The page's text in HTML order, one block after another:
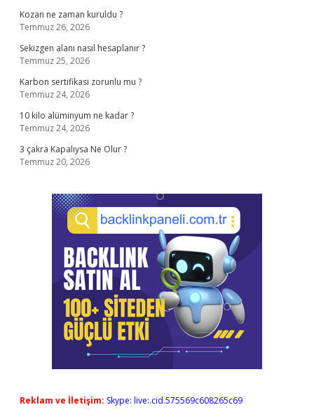
Kozan ne zaman kuruldu ?
Temmuz 26, 2026
Sekizgen alanı nasıl hesaplanır ?
Temmuz 25, 2026
Karbon sertifikası zorunlu mu ?
Temmuz 24, 2026
10 kilo alüminyum ne kadar ?
Temmuz 24, 2026
3 çakra Kapalıysa Ne Olur ?
Temmuz 20, 2026
Reklam ve İletişim: Skype: live:.cid.575569c608265c69